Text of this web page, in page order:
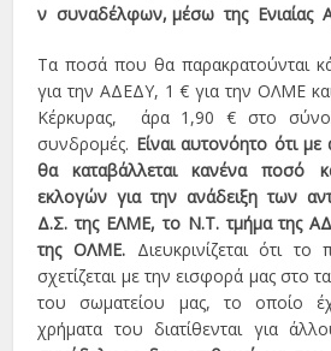
ν συναδέλφων, μέσω της Ενιαίας
Τα ποσά που θα παρακρατούνται
για την ΑΔΕΔΥ, 1 € για την ΟΛΜΕ
Κέρκυρας, άρα 1,90 € στο
συνδρομές. Είναι αυτονόητο ότι
θα καταβάλλεται κανένα ποσό
εκλογών για την ανάδειξη των
Δ.Σ. της ΕΛΜΕ, το Ν.Τ. τμήμα της
της ΟΛΜΕ.Διευκρινίζεται ότι
σχετίζεται με την εισφορά μας στο
του σωματείου μας, το οποίο
χρήματα του διατίθενται για